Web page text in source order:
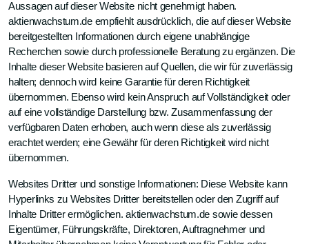
Aussagen auf dieser Website nicht genehmigt haben.
aktienwachstum.de empfiehlt ausdrücklich, die auf dieser Website
bereitgestellten Informationen durch eigene unabhängige
Recherchen sowie durch professionelle Beratung zu ergänzen. Die
Inhalte dieser Website basieren auf Quellen, die wir für zuverlässig
halten; dennoch wird keine Garantie für deren Richtigkeit
übernommen. Ebenso wird kein Anspruch auf Vollständigkeit oder
auf eine vollständige Darstellung bzw. Zusammenfassung der
verfügbaren Daten erhoben, auch wenn diese als zuverlässig
erachtet werden; eine Gewähr für deren Richtigkeit wird nicht
übernommen.
Websites Dritter und sonstige Informationen: Diese Website kann
Hyperlinks zu Websites Dritter bereitstellen oder den Zugriff auf
Inhalte Dritter ermöglichen. aktienwachstum.de sowie dessen
Eigentümer, Führungskräfte, Direktoren, Auftragnehmer und